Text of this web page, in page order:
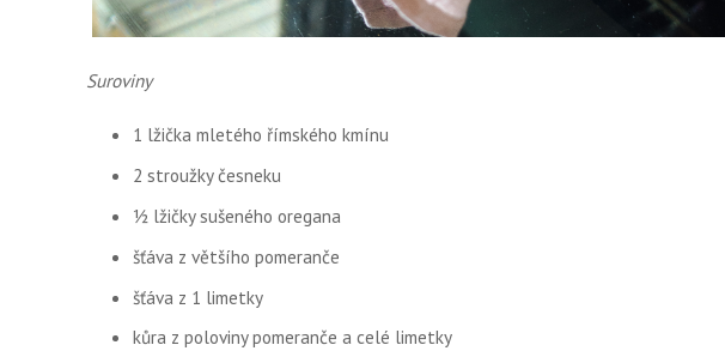
Suroviny
1 lžička mletého římského kmínu
2 stroužky česneku
½ lžičky sušeného oregana
šťáva z většího pomeranče
šťáva z 1 limetky
kůra z poloviny pomeranče a celé limetky